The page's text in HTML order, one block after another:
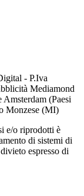
- P.Iva
Mediamond
(Paesi
Monzese (MI)
e/o riprodotti è
di sistemi di
espresso di